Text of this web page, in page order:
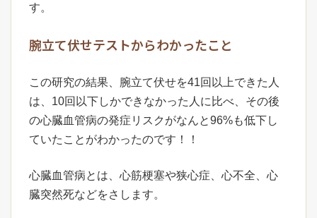
す。
腕立て伏せテストからわかったこと
この研究の結果、腕立て伏せを41回以上できた人
は、10回以下しかできなかった人に比べ、その後
の心臓血管病の発症リスクがなんと96%も低下し
ていたことがわかったのです！！
心臓血管病とは、心筋梗塞や狭心症、心不全、心
臓突然死などをさします。